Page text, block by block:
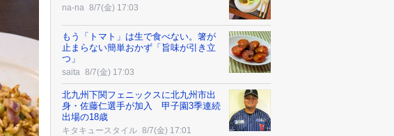
na-na 8/7(金) 17:03
もう「トマト」は生で食べない。箸が
止まらない簡単おかず「旨味が引き立
つ」
saita 8/7(金) 17:03
北九州下関フェニックスに北九州市出
身・佐藤仁選手が加入 甲子園3季連続
出場の18歳
キタキュースタイル 8/7(金) 17:01